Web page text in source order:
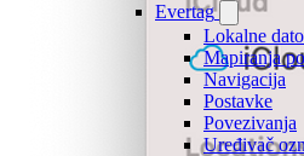
Evertag
Lokalne
Mapiranja
Navigacija
Postavke
Povezivanja
Uređivač